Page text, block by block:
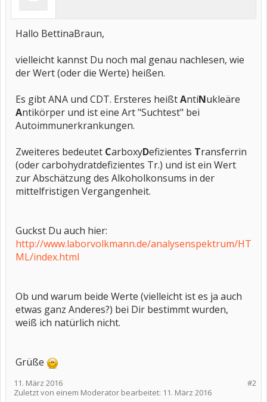
Hallo BettinaBraun,
vielleicht kannst Du noch mal genau nachlesen, wie
der Wert (oder die Werte) heißen.
Es gibt ANA und CDT. Ersteres heißtAntiNukleäre
Antikörper und ist eine Art "Suchtest" bei
Autoimmunerkrankungen.
Zweiteres bedeutet CarboxyDefizientes Transferrin
(oder carbohydratdefizientes Tr.) und ist ein Wert
zur Abschätzung des Alkoholkonsums in der
mittelfristigen Vergangenheit.
Guckst Du auch hier:
http://www.laborvolkmann.de/analysenspektrum/HT
ML/index.html
Ob und warum beide Werte (vielleicht ist es ja auch
etwas ganz Anderes?) bei Dir bestimmt wurden,
weiß ich natürlich nicht.
Grüße
#2
11. März 2016
Zuletzt von einem Moderator bearbeitet: 11. März 2016